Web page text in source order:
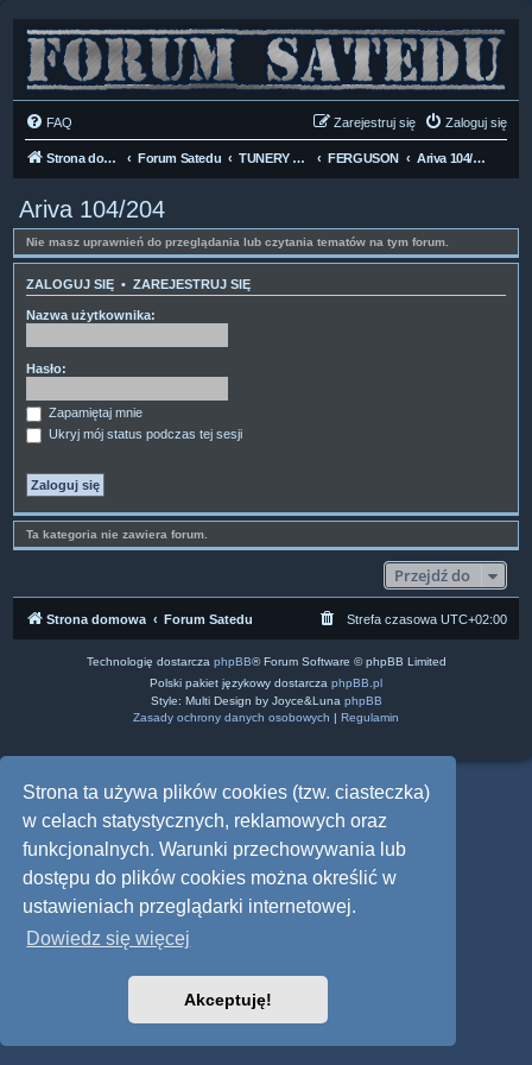
Strona ta używa plików cookies (tzw. ciasteczka)
w celach statystycznych, reklamowych oraz
funkcjonalnych. Warunki przechowywania lub
dostępu do plików cookies można określić w
ustawieniach przeglądarki internetowej.
Dowiedz się więcej
Akceptuję!
FAQ Zaloguj się
Zarejestruj się
Strona domowa Forum Satedu TUNERY SAT HD-LINUX FERGUSON Ariva 104/204
Ariva 104/204
Nie masz uprawnień do przeglądania lub czytania tematów na tym forum.
ZALOGUJ SIĘ • ZAREJESTRUJ SIĘ
Nazwa użytkownika:
Hasło:
Zapamiętaj mnie
Ukryj mój status podczas tej sesji
Ta kategoria nie zawiera forum.
Przejdź do
Strona domowa Forum Satedu Strefa czasowa UTC+02:00
Technologię dostarcza phpBB® Forum Software © phpBB Limited
Polski pakiet językowy dostarcza phpBB.pl
Style: Multi Design by Joyce&Luna phpBB
Zasady ochrony danych osobowych | Regulamin